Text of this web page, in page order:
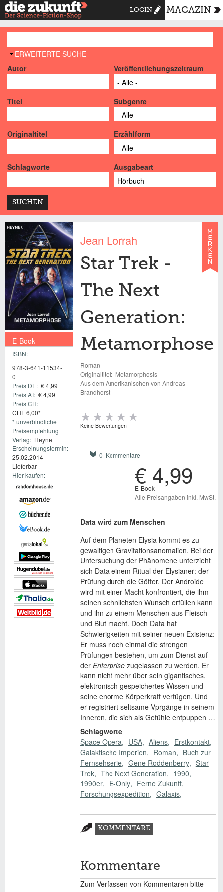
LOGIN MAGAZIN
AUSBLENDEN
ERWEITERTE SUCHE
Autor
Veröffentlichungszeitraum
Titel Subgenre
Originaltitel Erzählform
Schlagworte Ausgabeart
E-Book
ISBN:
978-3-641-11534-
0
Preis DE: € 4,99
Preis AT: € 4,99
Preis CH:
CHF 6,00*
* unverbindliche
Preisempfehlung
Verlag: Heyne
Erscheinungstermin:
25.02.2014
Lieferbar
Hier kaufen:
Jean Lorrah
Star Trek -
The Next
Generation:
Metamorphose
Roman
Originaltitel: Metamorphosis
Aus dem Amerikanischen von Andreas
Brandhorst
Keine Bewertungen
0 Kommentare
€ 4,99
E-Book
Alle Preisangaben inkl. MwSt.
Data wird zum Menschen
Auf dem Planeten Elysia kommt es zu
gewaltigen Gravitationsanomalien. Bei der
Untersuchung der Phänomene unterzieht
sich Data einem Ritual der Elysianer: der
Prüfung durch die Götter. Der Androide
wird mit einer Macht konfrontiert, die ihm
seinen sehnlichsten Wunsch erfüllen kann
und ihn zu einem Menschen aus Fleisch
und Blut macht. Doch Data hat
Schwierigkeiten mit seiner neuen Existenz:
Er muss noch einmal die strengen
Prüfungen bestehen, um zum Dienst auf
der Enterprisezugelassen zu werden. Er
kann nicht mehr über sein gigantisches,
elektronisch gespeichertes Wissen und
seine enorme Körperkraft verfügen. Und
er registriert seltsame Vprgänge in seinem
Inneren, die sich als Gefühle entpuppen …
Schlagworte
Space Opera
USA Aliens
Erstkontakt
Galaktische Imperien
Roman
Buch zur
Fernsehserie
Gene Roddenberry
Star
Trek
The Next Generation
1990
1990er
E-Only
Ferne Zukunft
Forschungsexpedition
Galaxis
Zusatzmaterial
KOMMENTARE
Kommentare
Zum Verfassen von Kommentaren bitte